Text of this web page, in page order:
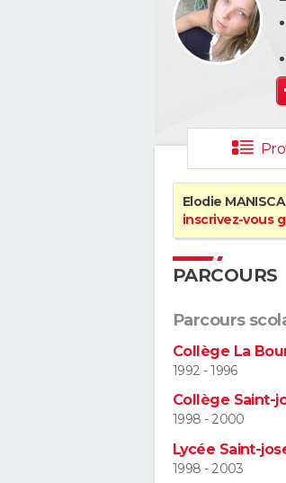
Elodie
inscrivez-vous
PARCOURS
Parcours
Collège La
1992 - 1996
Collège Saint-
1998 - 2000
Lycée Saint-
1998 - 2003